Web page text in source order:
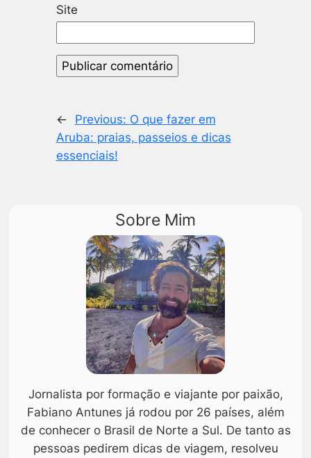
Site
← Previous: O que fazer em
Aruba: praias, passeios e dicas
essenciais!
Sobre Mim
Jornalista por formação e viajante por paixão,
Fabiano Antunes já rodou por 26 países, além
de conhecer o Brasil de Norte a Sul. De tanto as
pessoas pedirem dicas de viagem, resolveu